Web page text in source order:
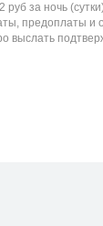
руб за ночь
предоплаты и
выслать